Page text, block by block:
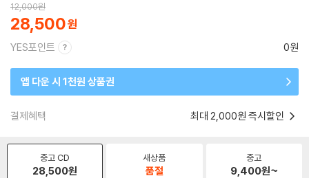
12,000원
28,500
YES포인트 0원
앱 다운 시 1천원 상품권
결제혜택 최대 2,000원 즉시할인
중고 CD
28,500원
새상품
품절
중고
9,400원~